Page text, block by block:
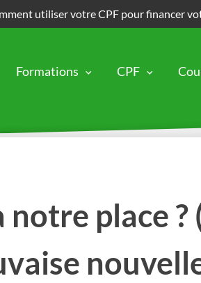
utiliser votre CPF pour financer
Formations CPF
place ?